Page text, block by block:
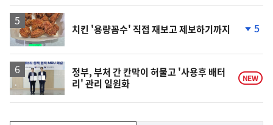
일
치킨 '용량꼼수' 직접 재보고 제보하기까지
하
락
5
정부, 부처 간 칸막이 허물고 '사용후 배터
리' 관리 일원화
NEW